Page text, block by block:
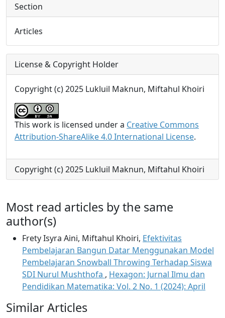
Section
Articles
License & Copyright Holder
Copyright (c) 2025 Lukluil Maknun, Miftahul Khoiri
This work is licensed under a Creative Commons
Attribution-ShareAlike 4.0 International License.
Copyright (c) 2025 Lukluil Maknun, Miftahul Khoiri
Most read articles by the same
author(s)
Frety Isyra Aini, Miftahul Khoiri, Efektivitas
Pembelajaran Bangun Datar Menggunakan Model
Pembelajaran Snowball Throwing Terhadap Siswa
SDI Nurul Mushthofa , Hexagon: Jurnal Ilmu dan
Pendidikan Matematika: Vol. 2 No. 1 (2024): April
Similar Articles